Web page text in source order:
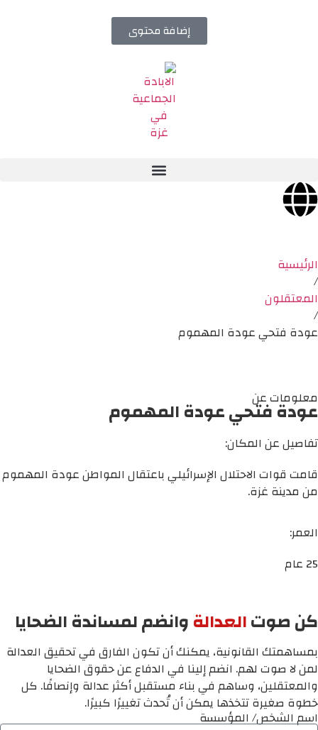
إضافة محتوى
الرئيسية
/
المعتقلون
/
عودة فتحي عودة المهموم
معلومات عن
عودة فتحي عودة المهموم
تفاصيل عن المكان:
قامت قوات الاحتلال الإسرائيلي باعتقال المواطن عودة المهموم
من مدينة غزة.
العمر:
25 عام
كن صوتالعدالةوانضم لمساندة الضحايا
بمساهمتك القانونية، يمكنك أن تكون الفارق في تحقيق العدالة
لمن لا صوت لهم. انضم إلينا في الدفاع عن حقوق الضحايا
والمعتقلين، وساهم في بناء مستقبل أكثر عدالة وإنصافًا. كل
خطوة صغيرة تتخذها يمكن أن تُحدث تغييرًا كبيرًا.
اسم الشخص/ المؤسسة